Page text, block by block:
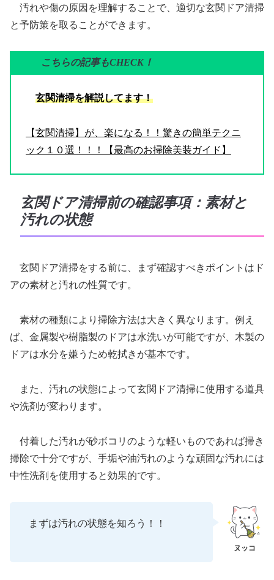
汚れや傷の原因を理解することで、適切な玄関ドア清掃
と予防策を取ることができます。
こちらの記事もCHECK！
玄関清掃を解説してます！
【玄関清掃】が、楽になる！！驚きの簡単テクニ
ック１０選！！！【最高のお掃除美装ガイド】
玄関ドア清掃前の確認事項：素材と
汚れの状態
玄関ドア清掃をする前に、まず確認すべきポイントはド
アの素材と汚れの性質です。
素材の種類により掃除方法は大きく異なります。例え
ば、金属製や樹脂製のドアは水洗いが可能ですが、木製の
ドアは水分を嫌うため乾拭きが基本です。
また、汚れの状態によって玄関ドア清掃に使用する道具
や洗剤が変わります。
付着した汚れが砂ボコリのような軽いものであれば掃き
掃除で十分ですが、手垢や油汚れのような頑固な汚れには
中性洗剤を使用すると効果的です。
まずは汚れの状態を知ろう！！